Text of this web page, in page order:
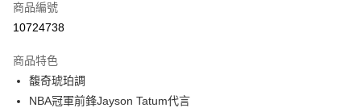
ATM付款
運送方式
付款後全家取貨
每筆NT$80，滿NT$1,000(含以上)免運費
商品編號
10724738
商品特色
馥奇琥珀調
NBA冠軍前鋒Jayson Tatum代言